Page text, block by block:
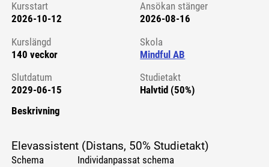
Kursstart 6221307
Kursstart
2026-10-12
Ansökan stänger
2026-08-16
Kurslängd
140 veckor
Skola
Mindful AB
Slutdatum
2029-06-15
Studietakt
Halvtid (50%)
Beskrivning
Elevassistent (Distans, 50% Studietakt)
Schema Individanpassat schema